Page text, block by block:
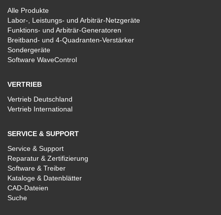
Alle Produkte
Labor-, Leistungs- und Arbiträr-Netzgeräte
Funktions- und Arbiträr-Generatoren
Breitband- und 4-Quadranten-Verstärker
Sondergeräte
Software WaveControl
VERTRIEB
Vertrieb Deutschland
Vertrieb International
SERVICE & SUPPORT
Service & Support
Reparatur & Zertifizierung
Software & Treiber
Kataloge & Datenblätter
CAD-Dateien
Suche